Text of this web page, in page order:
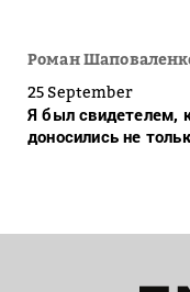
Роман
25 September
Я был свидетелем,
доносились не